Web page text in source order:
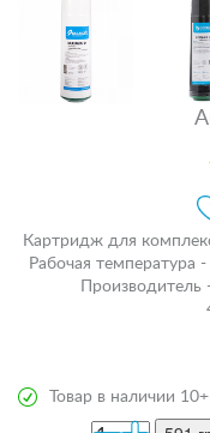
Картридж для
Рабочая температура
Производитель
Товар в наличии 10+